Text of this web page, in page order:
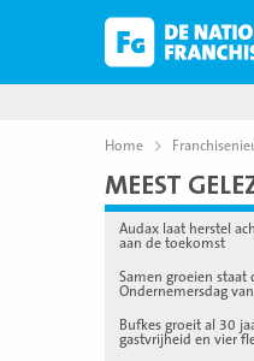
Home
MEEST
Audax laat herstel
aan de toekomst
Samen groeien staat
Ondernemersdag
Bufkes groeit al 30
gastvrijheid en vier